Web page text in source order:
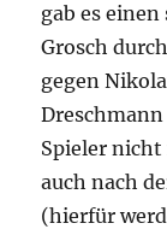
gab es
Grosch
gegen
Spieler
auch nach
(hierfür